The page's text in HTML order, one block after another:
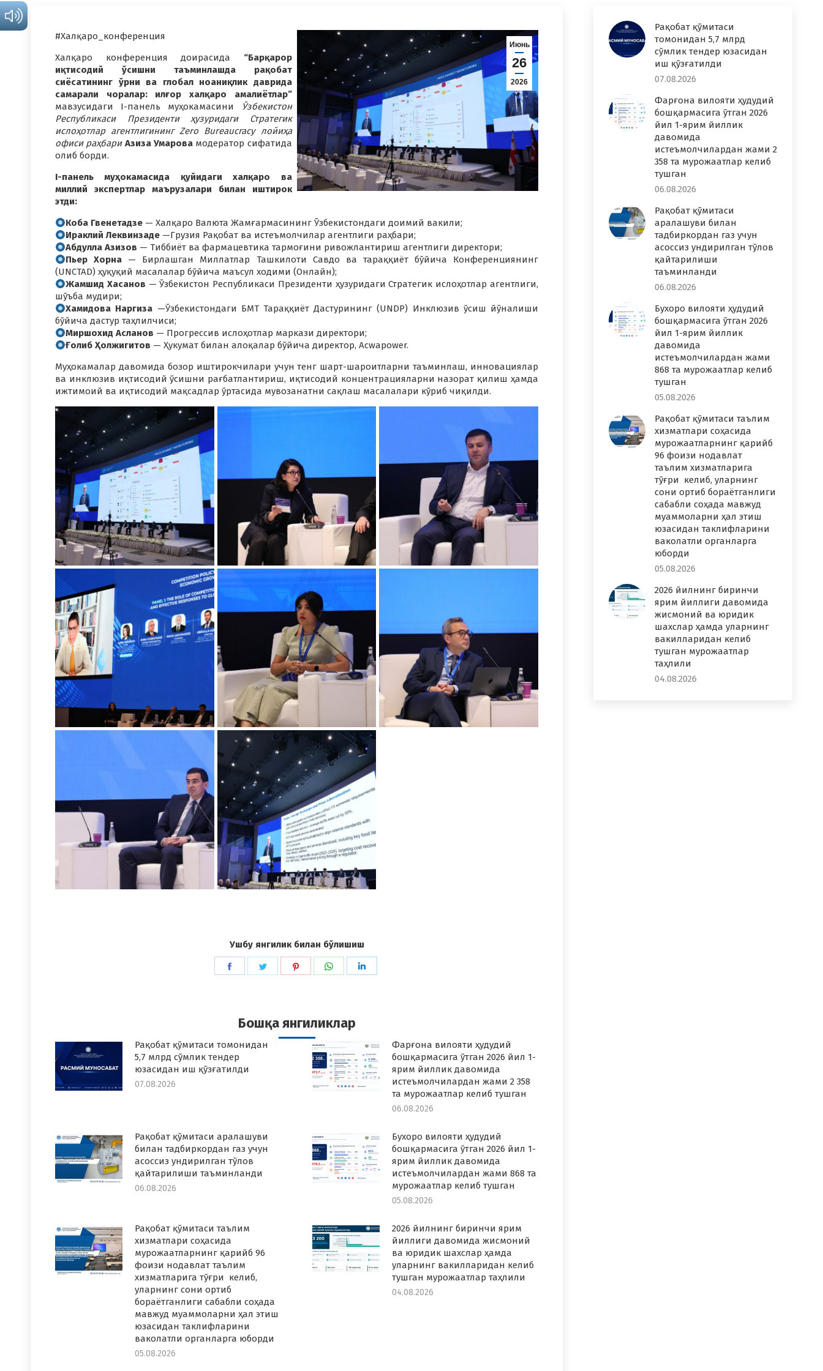
Июнь
26
2026
#Халқаро_конференция
Халқаро конференция доирасида “Барқарор
иқтисодий ўсишни таъминлашда рақобат
сиёсатининг ўрни ва глобал ноаниқлик даврида
самарали чоралар: илғор халқаро амалиётлар”
мавзусидаги I-панель муҳокамасини Ўзбекистон
Республикаси Президенти ҳузуридаги Стратегик
ислоҳотлар агентлигининг Zero Bureaucracy лойиҳа
офиси раҳбари Азиза Умаровамодератор сифатида
олиб борди.
I-панель муҳокамасида қуйидаги халқаро ва
миллий экспертлар маърузалари билан иштирок
этди:
Коба Гвенетадзе — Халқаро Валюта Жамғармасининг Ўзбекистондаги доимий вакили;
Ираклий Леквинзаде —Грузия Рақобат ва истеъмолчилар агентлиги раҳбари;
Абдулла Азизов — Тиббиёт ва фармацевтика тармоғини ривожлантириш агентлиги директори;
Пьер Хорна — Бирлашган Миллатлар Ташкилоти Савдо ва тараққиёт бўйича Конференциянинг
(UNCTAD) ҳуқуқий масалалар бўйича маъсул ходими (Онлайн);
Жамшид Хасанов — Ўзбекистон Республикаси Президенти ҳузуридаги Стратегик ислоҳотлар агентлиги,
шўъба мудири;
Хамидова Наргиза —Ўзбекистондаги БМТ Тараққиёт Дастурининг (UNDP) Инклюзив ўсиш йўналиши
бўйича дастур таҳлилчиси;
Миршохид Асланов — Прогрессив ислоҳотлар маркази директори;
Ғолиб Ҳолжигитов — Ҳукумат билан алоқалар бўйича директор, Acwapower.
Муҳокамалар давомида бозор иштирокчилари учун тенг шарт-шароитларни таъминлаш, инновациялар
ва инклюзив иқтисодий ўсишни рағбатлантириш, иқтисодий концентрацияларни назорат қилиш ҳамда
ижтимоий ва иқтисодий мақсадлар ўртасида мувозанатни сақлаш масалалари кўриб чиқилди.
Ушбу янгилик билан бўлишиш
Share
Share
Share
Share
Бошқа янгиликлар
Рақобат қўмитаси томонидан
5,7 млрд сўмлик тендер
юзасидан иш қўзғатилди
07.08.2026
Фарғона вилояти ҳудудий
бошқармасига ўтган 2026 йил 1-
ярим йиллик давомида
истеъмолчилардан жами 2 358
та мурожаатлар келиб тушган
06.08.2026
Рақобат қўмитаси аралашуви
билан тадбиркордан газ учун
асоссиз ундирилган тўлов
қайтарилиши таъминланди
06.08.2026
Бухоро вилояти ҳудудий
бошқармасига ўтган 2026 йил 1-
ярим йиллик давомида
истеъмолчилардан жами 868 та
мурожаатлар келиб тушган
05.08.2026
Рақобат қўмитаси таълим
хизматлари соҳасида
мурожаатларнинг қарийб 96
фоизи нодавлат таълим
хизматларига тўғри келиб,
уларнинг сони ортиб
бораётганлиги сабабли соҳада
мавжуд муаммоларни ҳал этиш
юзасидан таклифларини
ваколатли органларга юборди
05.08.2026
2026 йилнинг биринчи ярим
йиллиги давомида жисмоний
ва юридик шахслар ҳамда
уларнинг вакилларидан келиб
тушган мурожаатлар таҳлили
04.08.2026
Рақобат қўмитаси
томонидан 5,7 млрд
сўмлик тендер юзасидан
иш қўзғатилди
07.08.2026
Фарғона вилояти ҳудудий
бошқармасига ўтган 2026
йил 1-ярим йиллик
давомида
истеъмолчилардан жами 2
358 та мурожаатлар келиб
тушган
06.08.2026
Рақобат қўмитаси
аралашуви билан
тадбиркордан газ учун
асоссиз ундирилган тўлов
қайтарилиши
таъминланди
06.08.2026
Бухоро вилояти ҳудудий
бошқармасига ўтган 2026
йил 1-ярим йиллик
давомида
истеъмолчилардан жами
868 та мурожаатлар келиб
тушган
05.08.2026
Рақобат қўмитаси таълим
хизматлари соҳасида
мурожаатларнинг қарийб
96 фоизи нодавлат
таълим хизматларига
тўғри келиб, уларнинг
сони ортиб бораётганлиги
сабабли соҳада мавжуд
муаммоларни ҳал этиш
юзасидан таклифларини
ваколатли органларга
юборди
05.08.2026
2026 йилнинг биринчи
ярим йиллиги давомида
жисмоний ва юридик
шахслар ҳамда уларнинг
вакилларидан келиб
тушган мурожаатлар
таҳлили
04.08.2026